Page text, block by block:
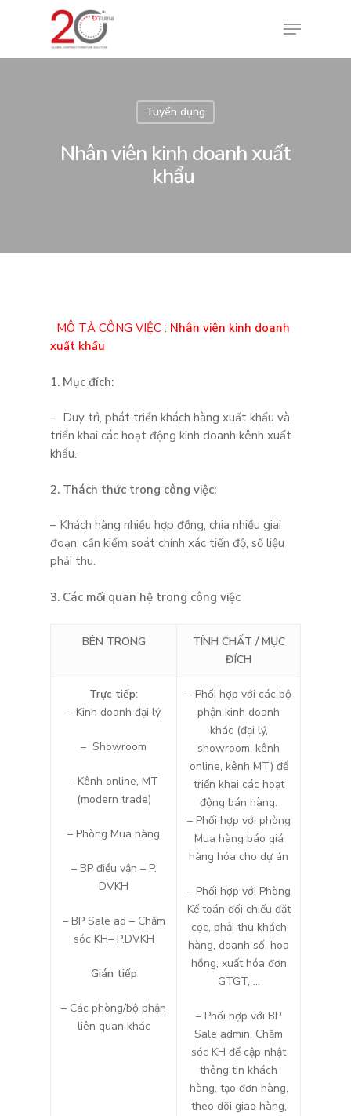
Tuyển dụng
Nhân viên kinh doanh xuất
khẩu
MÔ TẢ CÔNG VIỆC : Nhân viên kinh doanh
xuất khẩu
1. Mục đích:
– Duy trì, phát triển khách hàng xuất khẩu và
triển khai các hoạt động kinh doanh kênh xuất
khẩu.
2. Thách thức trong công việc:
– Khách hàng nhiều hợp đồng, chia nhiều giai
đoạn, cần kiểm soát chính xác tiến độ, số liệu
phải thu.
3. Các mối quan hệ trong công việc
BÊN TRONG
TÍNH CHẤT / MỤC
ĐÍCH
Trực tiếp:
– Kinh doanh đại lý
– Showroom
– Kênh online, MT
(modern trade)
– Phòng Mua hàng
– BP điều vận – P.
DVKH
– BP Sale ad – Chăm
sóc KH– P.DVKH
Gián tiếp
– Các phòng/bộ phận
liên quan khác
– Phối hợp với các bộ
phận kinh doanh
khác (đại lý,
showroom, kênh
online, kênh MT) để
triển khai các hoạt
động bán hàng.
– Phối hợp với phòng
Mua hàng báo giá
hàng hóa cho dự án
– Phối hợp với Phòng
Kế toán đối chiếu đặt
cọc, phải thu khách
hàng, doanh số, hoa
hồng, xuất hóa đơn
GTGT, …
– Phối hợp với BP
Sale admin, Chăm
sóc KH để cập nhật
thông tin khách
hàng, tạo đơn hàng,
theo dõi giao hàng,